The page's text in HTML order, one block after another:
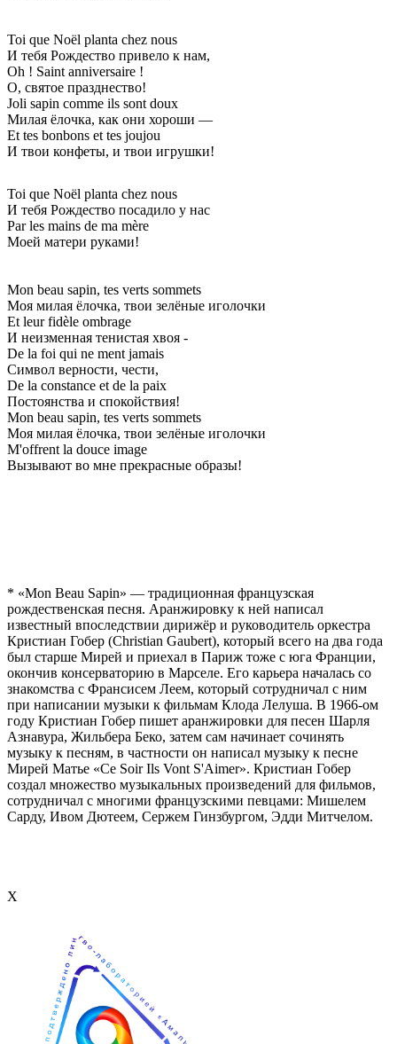
Toi que Noël planta chez nous
И тебя Рождество привело к нам,
Oh ! Saint anniversaire !
О, святое празднество!
Joli sapin comme ils sont doux
Милая ёлочка, как они хороши —
Et tes bonbons et tes joujou
И твои конфеты, и твои игрушки!
Toi que Noël planta chez nous
И тебя Рождество посадило у нас
Par les mains de ma mère
Моей матери руками!
Mon beau sapin, tes verts sommets
Моя милая ёлочка, твои зелёные иголочки
Et leur fidèle ombrage
И неизменная тенистая хвоя -
De la foi qui ne ment jamais
Символ верности, чести,
De la constance et de la paix
Постоянства и спокойствия!
Mon beau sapin, tes verts sommets
Моя милая ёлочка, твои зелёные иголочки
M'offrent la douce image
Вызывают во мне прекрасные образы!
* «Mon Beau Sapin» — традиционная французская
рождественская песня. Аранжировку к ней написал
известный впоследствии дирижёр и руководитель оркестра
Кристиан Гобер (Christian Gaubert), который всего на два года
был старше Мирей и приехал в Париж тоже с юга Франции,
окончив консерваторию в Марселе. Его карьера началась со
знакомства с Франсисем Леем, который сотрудничал с ним
при написании музыки к фильмам Клода Лелуша. В 1966-ом
году Кристиан Гобер пишет аранжировки для песен Шарля
Азнавура, Жильбера Беко, затем сам начинает сочинять
музыку к песням, в частности он написал музыку к песне
Мирей Матье «Ce Soir Ils Vont S'Aimer». Кристиан Гобер
создал множество музыкальных произведений для фильмов,
сотрудничал с многими французскими певцами: Мишелем
Сарду, Ивом Дютеем, Сержем Гинзбургом, Эдди Митчелом.
Х